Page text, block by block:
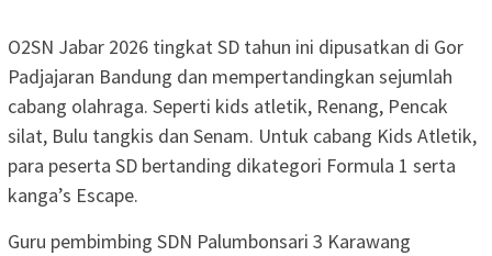
O2SN Jabar 2026 tingkat SD tahun ini dipusatkan di Gor
Padjajaran Bandung dan mempertandingkan sejumlah
cabang olahraga. Seperti kids atletik, Renang, Pencak
silat, Bulu tangkis dan Senam. Untuk cabang Kids Atletik,
para peserta SD bertanding dikategori Formula 1 serta
kanga’s Escape.
Guru pembimbing SDN Palumbonsari 3 Karawang